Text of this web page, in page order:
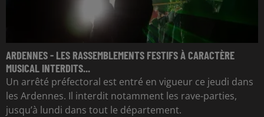
ARDENNES - LES RASSEMBLEMENTS FESTIFS À CARACTÈRE
MUSICAL INTERDITS...
Un arrêté préfectoral est entré en vigueur ce jeudi dans
les Ardennes. Il interdit notamment les rave-parties,
jusqu’à lundi dans tout le département.